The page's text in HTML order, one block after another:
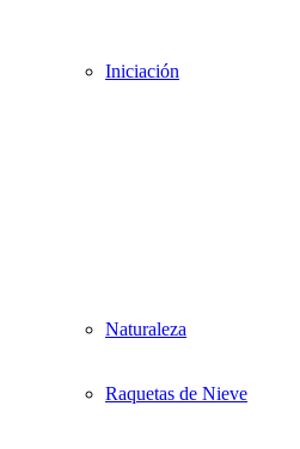
Iniciación
Naturaleza
Raquetas de Nieve